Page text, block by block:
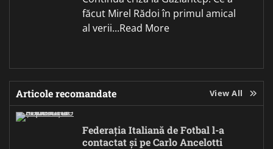
făcut Mirel Rădoi în primul amical
al verii...Read More
Articole recomandate View All
Federația Italiană de Fotbal l-a
contactat și pe Carlo Ancelotti